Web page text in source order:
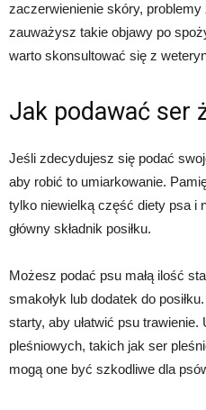
zaczerwienienie skóry,
zauważysz takie objawy po
warto skonsultować się z
Jak podawać ser
Jeśli zdecydujesz się podać
aby robić to umiarkowanie.
tylko niewielką część diety psa i
główny składnik posiłku.
Możesz podać psu małą ilość
smakołyk lub dodatek do
starty, aby ułatwić psu
pleśniowych, takich jak ser
mogą one być szkodliwe dla